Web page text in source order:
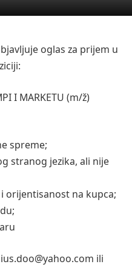
oglas za prijem u
I MARKETU (m/ž)
spreme;
stranog jezika, ali nije
orijentisanost na kupca;
ili